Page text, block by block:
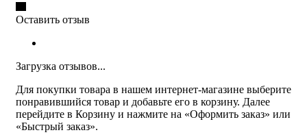
Оставить отзыв
Загрузка отзывов...
Для покупки товара в нашем интернет-магазине выберите
понравившийся товар и добавьте его в корзину. Далее
перейдите в Корзину и нажмите на «Оформить заказ» или
«Быстрый заказ».